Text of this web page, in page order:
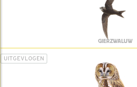
GIERZWALUW
UITGEVLOGEN